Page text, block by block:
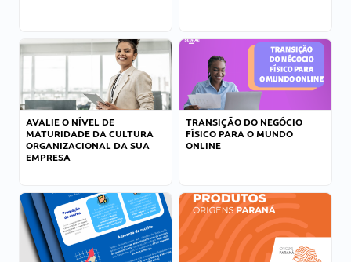
AVALIE O NÍVEL DE
MATURIDADE DA CULTURA
ORGANIZACIONAL DA SUA
EMPRESA
TRANSIÇÃO DO NEGÓCIO
FÍSICO PARA O MUNDO
ONLINE